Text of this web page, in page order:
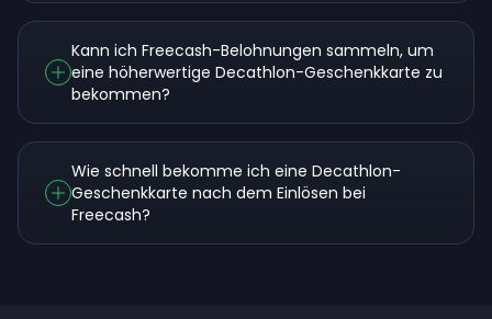
Kann ich Freecash-Belohnungen sammeln, um
eine höherwertige Decathlon-Geschenkkarte zu
bekommen?
Wie schnell bekomme ich eine Decathlon-
Geschenkkarte nach dem Einlösen bei
Freecash?